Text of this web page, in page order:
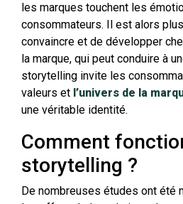
les marques touchent les
consommateurs. Il est alors
convaincre et de développer
la marque, qui peut conduire à
storytelling invite les
valeurs et l’univers de la
une véritable identité.
Comment
storytelling ?
De nombreuses études ont été